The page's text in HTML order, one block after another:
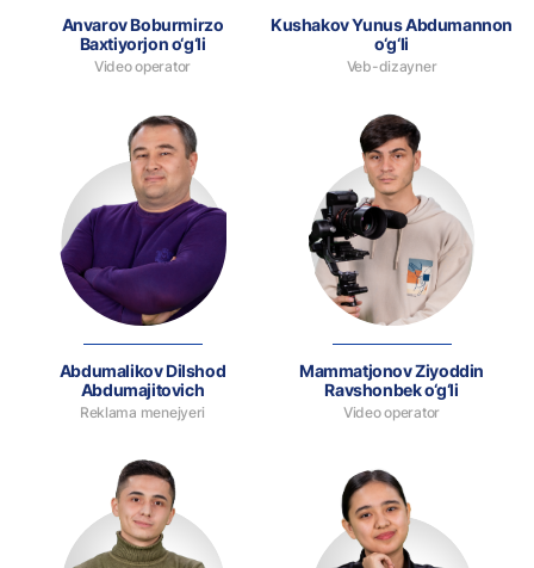
Anvarov Boburmirzo
Baxtiyorjon o‘g‘li
Video operator
Kushakov Yunus Abdumannon
o‘g‘li
Veb-dizayner
Abdumalikov Dilshod
Abdumajitovich
Reklama menejyeri
Mammatjonov Ziyoddin
Ravshonbek o‘g‘li
Video operator